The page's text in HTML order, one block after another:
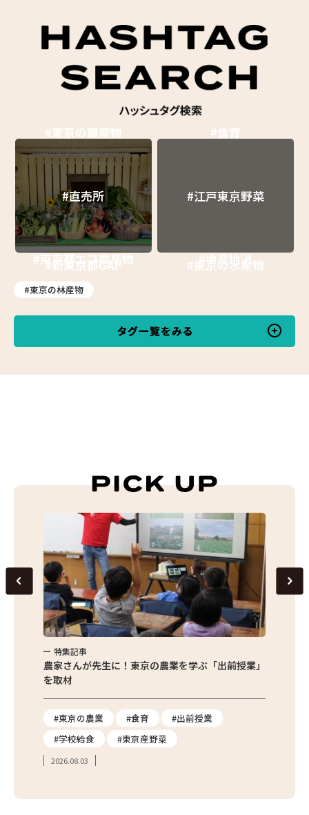
#東京の農産物 #食育
#直売所 #江戸東京野菜
#東京都エコ農産物 #地産地消
#新東京都GAP #東京の水産物
#東京の林産物
特集記事
サクサク食感がたまらない！東京産枝豆のかき揚げ
#エダマメ #枝豆
#夏野菜
#簡単レシピ
2026.07.30